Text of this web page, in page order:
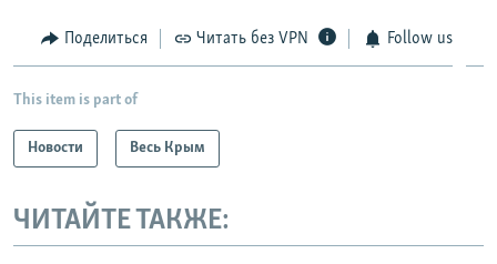
установить VPN
Поделиться Читать без VPN Follow us
This item is part of
Новости Весь Крым
ЧИТАЙТЕ ТАКЖЕ: